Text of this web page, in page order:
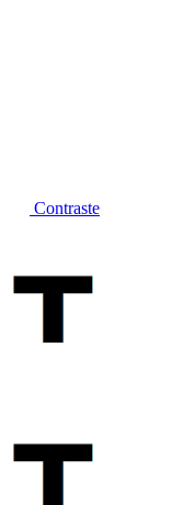
Contraste